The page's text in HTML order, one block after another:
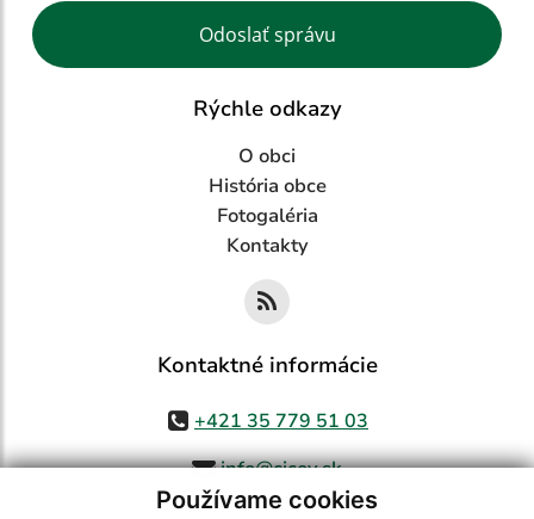
Používame cookies
Google reCaptcha Response
Odoslať správu
Rýchle odkazy
O obci
História obce
Fotogaléria
Kontakty
Kontaktné informácie
+421 35 779 51 03
info@cicov.sk